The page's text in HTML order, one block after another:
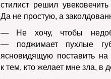
стилист решил
Да не простую, а
— Не хочу, чтобы
— поджимает пухлые
ясновидящую поставить
к тем, кто желает мне зла, в